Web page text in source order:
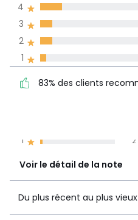
1 2
4 7
Voir le détail de la note
1
2
3
4
83% des clients
Du plus récent au plus vieux